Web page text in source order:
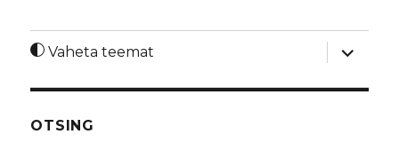
Vaheta teemat
laienda
OTSING